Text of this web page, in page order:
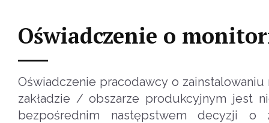
Oświadczenie o
Oświadczenie pracodawcy o
zakładzie / obszarze produkcyjnym jest
bezpośrednim następstwem decyzji o